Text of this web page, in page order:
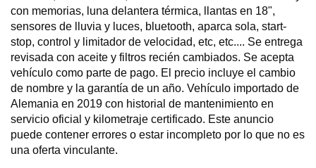
con memorias, luna delantera térmica, llantas en 18",
sensores de lluvia y luces, bluetooth, aparca sola, start-
stop, control y limitador de velocidad, etc, etc.... Se entrega
revisada con aceite y filtros recién cambiados. Se acepta
vehículo como parte de pago. El precio incluye el cambio
de nombre y la garantía de un año. Vehículo importado de
Alemania en 2019 con historial de mantenimiento en
servicio oficial y kilometraje certificado. Este anuncio
puede contener errores o estar incompleto por lo que no es
una oferta vinculante.